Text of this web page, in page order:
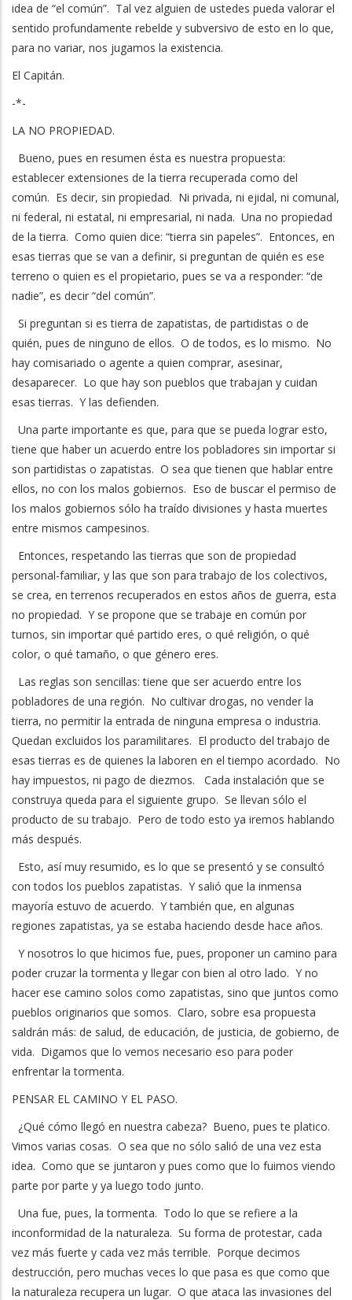
idea de “el común”. Tal vez alguien de ustedes pueda valorar el
sentido profundamente rebelde y subversivo de esto en lo que,
para no variar, nos jugamos la existencia.
El Capitán.
-*-
LA NO PROPIEDAD.
Bueno, pues en resumen ésta es nuestra propuesta:
establecer extensiones de la tierra recuperada como del
común. Es decir, sin propiedad. Ni privada, ni ejidal, ni comunal,
ni federal, ni estatal, ni empresarial, ni nada. Una no propiedad
de la tierra. Como quien dice: “tierra sin papeles”. Entonces, en
esas tierras que se van a definir, si preguntan de quién es ese
terreno o quien es el propietario, pues se va a responder: “de
nadie”, es decir “del común”.
Si preguntan si es tierra de zapatistas, de partidistas o de
quién, pues de ninguno de ellos. O de todos, es lo mismo. No
hay comisariado o agente a quien comprar, asesinar,
desaparecer. Lo que hay son pueblos que trabajan y cuidan
esas tierras. Y las defienden.
Una parte importante es que, para que se pueda lograr esto,
tiene que haber un acuerdo entre los pobladores sin importar si
son partidistas o zapatistas. O sea que tienen que hablar entre
ellos, no con los malos gobiernos. Eso de buscar el permiso de
los malos gobiernos sólo ha traído divisiones y hasta muertes
entre mismos campesinos.
Entonces, respetando las tierras que son de propiedad
personal-familiar, y las que son para trabajo de los colectivos,
se crea, en terrenos recuperados en estos años de guerra, esta
no propiedad. Y se propone que se trabaje en común por
turnos, sin importar qué partido eres, o qué religión, o qué
color, o qué tamaño, o que género eres.
Las reglas son sencillas: tiene que ser acuerdo entre los
pobladores de una región. No cultivar drogas, no vender la
tierra, no permitir la entrada de ninguna empresa o industria.
Quedan excluidos los paramilitares. El producto del trabajo de
esas tierras es de quienes la laboren en el tiempo acordado. No
hay impuestos, ni pago de diezmos. Cada instalación que se
construya queda para el siguiente grupo. Se llevan sólo el
producto de su trabajo. Pero de todo esto ya iremos hablando
más después.
Esto, así muy resumido, es lo que se presentó y se consultó
con todos los pueblos zapatistas. Y salió que la inmensa
mayoría estuvo de acuerdo. Y también que, en algunas
regiones zapatistas, ya se estaba haciendo desde hace años.
Y nosotros lo que hicimos fue, pues, proponer un camino para
poder cruzar la tormenta y llegar con bien al otro lado. Y no
hacer ese camino solos como zapatistas, sino que juntos como
pueblos originarios que somos. Claro, sobre esa propuesta
saldrán más: de salud, de educación, de justicia, de gobierno, de
vida. Digamos que lo vemos necesario eso para poder
enfrentar la tormenta.
PENSAR EL CAMINO Y EL PASO.
¿Qué cómo llegó en nuestra cabeza? Bueno, pues te platico.
Vimos varias cosas. O sea que no sólo salió de una vez esta
idea. Como que se juntaron y pues como que lo fuimos viendo
parte por parte y ya luego todo junto.
Una fue, pues, la tormenta. Todo lo que se refiere a la
inconformidad de la naturaleza. Su forma de protestar, cada
vez más fuerte y cada vez más terrible. Porque decimos
destrucción, pero muchas veces lo que pasa es que como que
la naturaleza recupera un lugar. O que ataca las invasiones del